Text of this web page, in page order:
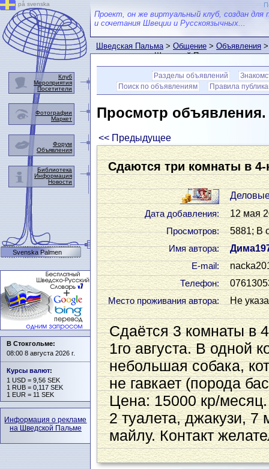
Проект, он же виртуальный клуб, создан для
и сочетания Швеции и Русскоязычных...
Шведская Пальма>Общение>Объявления>
пользователем Шведской Пальмы
Разделы объявлений
Поиск по объявлениям
Правила
Просмотр
<< Предыдущее
Сдаются три комнаты в 4-
Дата добавления: 12 мая
Просмотров: 5881; В
Имя автора:
Е-mail:
Телефон:
Место проживания автора: Не
Сдаётся 3 комнаты в
1го августа. В одной
небольшая собака,
не гавкает (порода
Цена: 15000 кр/месяц.
2 туалета, джакузи,
майлу. Контакт
på svenska
Клуб
Мероприятия
Посетители
Фотографии
Маркет
Форум
Объявления
Библиотека
Информация
Новости
Svenska Palmen
В Стокгольме:
08:00 8 августа 2026 г.
Курсы валют:
1 USD = 9,56 SEK
1 RUB = 0,117 SEK
1 EUR = 11 SEK
Информация о рекламе
на Шведской Пальме